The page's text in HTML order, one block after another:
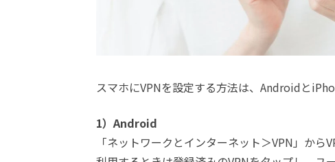
スマホにVPNを設定する方法は、Androidと
1）Android
「ネットワークとインターネット＞VPN」から